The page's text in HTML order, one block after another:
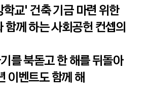
교’ 건축 기금 마련 위한
함께 하는 사회공헌 컨셉의
를 북돋고 한 해를 뒤돌아
이벤트도 함께 해